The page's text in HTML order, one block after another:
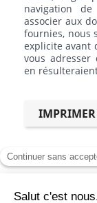
navigation
associer aux
fournies, nous
explicite avant
vous
en
INFORMATIONS